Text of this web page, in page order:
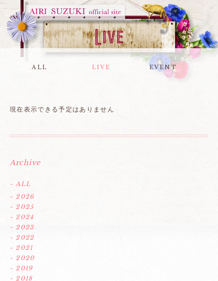
ALL LIVE EVENT
現在表示できる予定はありません
Archive
- ALL
- 2026
- 2025
- 2024
- 2023
- 2022
- 2021
- 2020
- 2019
- 2018